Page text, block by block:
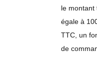
le montant
égale à
TTC, un
de